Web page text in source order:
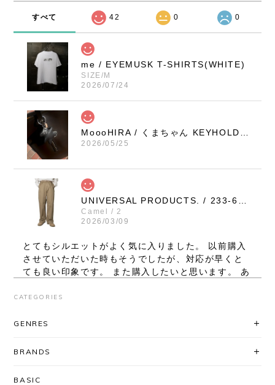
すべて 42 0 0
me / EYEMUSK T-SHIRTS(WHITE)
SIZE/M
2026/07/24
MoooHIRA / くまちゃん KEYHOLDER（BLACK / SMALL）
2026/05/25
UNIVERSAL PRODUCTS. / 233-60506 NO TUCK WIDE CHINO TROUSERS (CAMEL)
Camel / 2
2026/03/09
とてもシルエットがよく気に入りました。 以前購入
させていただいた時もそうでしたが、対応が早くと
ても良い印象です。 また購入したいと思います。 あ
CATEGORIES
GENRES
BRANDS
BASIC